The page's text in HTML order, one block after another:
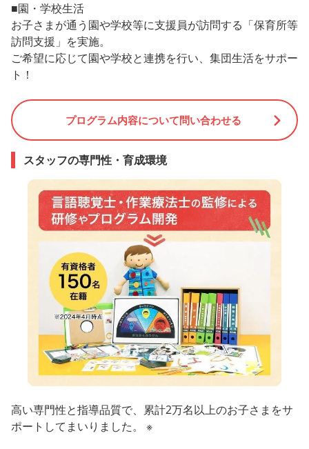
■園・学校生活
お子さまが通う園や学校等に支援員が訪問する「保育所等
訪問支援」を実施。
ご希望に応じて園や学校と連携を行い、集団生活をサポー
ト！
プログラム内容について問い合わせる
スタッフの専門性・育成環境
高い専門性と指導品質で、累計2万名以上のお子さまをサ
ポートしてまいりました。 ※